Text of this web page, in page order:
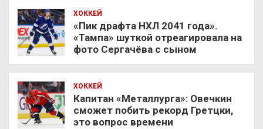
ХОККЕЙ
«Пик драфта НХЛ 2041 года».
«Тампа» шуткой отреагировала на
фото Сергачёва с сыном
ХОККЕЙ
Капитан «Металлурга»: Овечкин
сможет побить рекорд Гретцки,
это вопрос времени